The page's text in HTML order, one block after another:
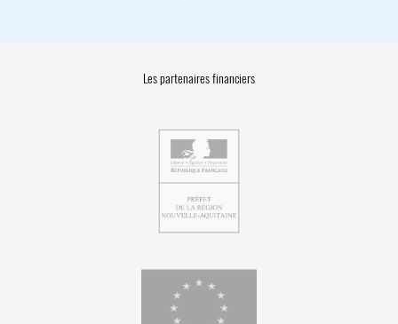
Les partenaires financiers